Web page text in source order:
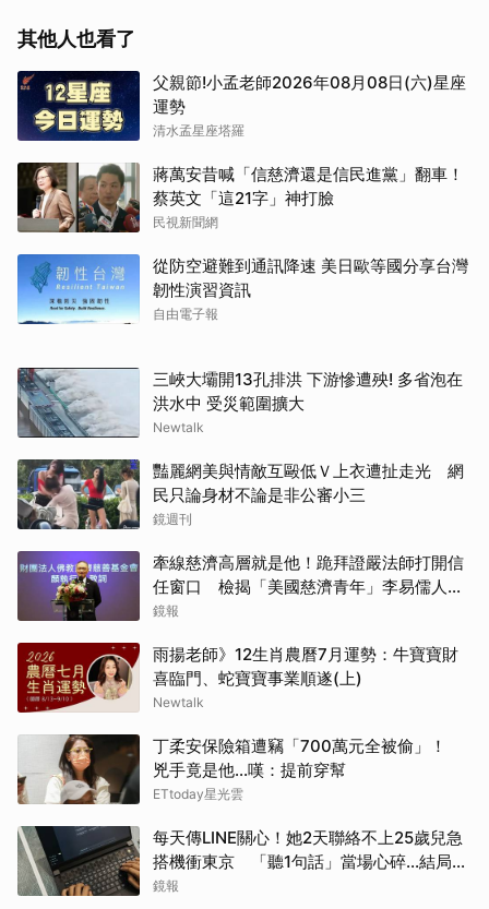
其他人也看了
父親節!小孟老師2026年08月08日(六)星座
運勢
清水孟星座塔羅
蔣萬安昔喊「信慈濟還是信民進黨」翻車！
蔡英文「這21字」神打臉
民視新聞網
從防空避難到通訊降速 美日歐等國分享台灣
韌性演習資訊
自由電子報
三峽大壩開13孔排洪 下游慘遭殃! 多省泡在
洪水中 受災範圍擴大
Newtalk
豔麗網美與情敵互毆低Ｖ上衣遭扯走光 網
民只論身材不論是非公審小三
鏡週刊
牽線慈濟高層就是他！跪拜證嚴法師打開信
任窗口 檢揭「美國慈濟青年」李易儒人脈
網絡
鏡報
雨揚老師》12生肖農曆7月運勢：牛寶寶財
喜臨門、蛇寶寶事業順遂(上)
Newtalk
丁柔安保險箱遭竊「700萬元全被偷」！
兇手竟是他...嘆：提前穿幫
ETtoday星光雲
每天傳LINE關心！她2天聯絡不上25歲兒急
搭機衝東京 「聽1句話」當場心碎...結局看
哭網
鏡報